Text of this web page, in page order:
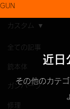
GUN
全ての記事
銃本体
ガンパーツ
修理
カスタム
近日
その他のカテ